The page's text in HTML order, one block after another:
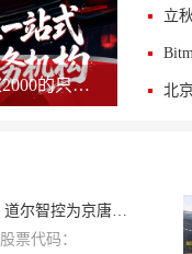
汽车美容加盟别乱冲！真实门店过2000的只剩这几家，其余慎碰！
适配港口复杂工况 道尔智控为京唐港二公司搭建安全通行体系
票代码：